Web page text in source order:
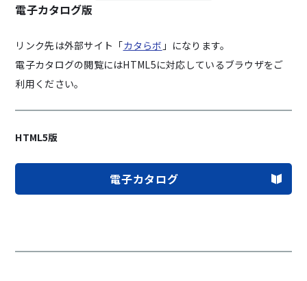
サステナビリティ
電子カタログ版
リンク先は外部サイト「カタらボ 」になります。
電子カタログの閲覧にはHTML5に対応しているブラウザをご
利用ください。
HTML5版
電子カタログ